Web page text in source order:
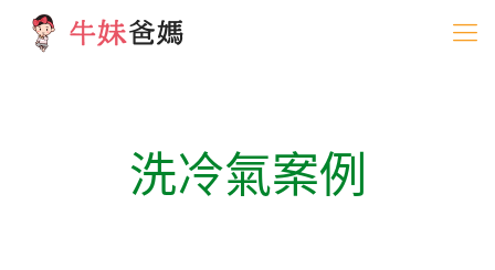
洗冷氣案例